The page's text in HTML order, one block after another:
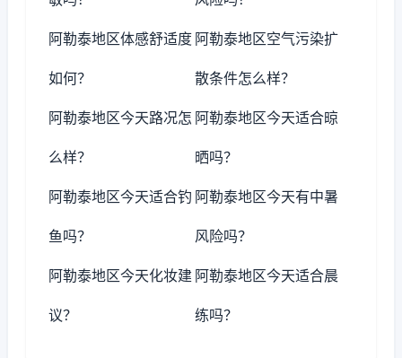
阿勒泰地区体感舒适度
如何？
阿勒泰地区空气污染扩
散条件怎么样？
阿勒泰地区今天路况怎
么样？
阿勒泰地区今天适合晾
晒吗？
阿勒泰地区今天适合钓
鱼吗？
阿勒泰地区今天有中暑
风险吗？
阿勒泰地区今天化妆建
议？
阿勒泰地区今天适合晨
练吗？